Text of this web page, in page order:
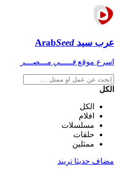
عرب سيد ArabSeed
اسرع موقع فـــــي مـــصـــر
الكل
الكل
افلام
مسلسلات
حلقات
ممثلين
مضاف حديثا تريند